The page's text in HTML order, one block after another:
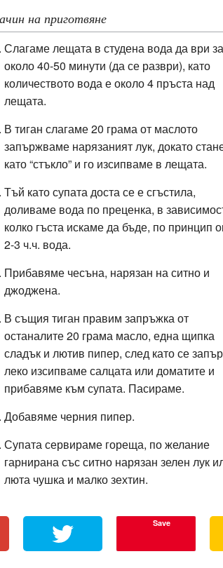
на приготвяне
Слагаме лещата в студена вода да ври за
около 40-50 минути (да се разври), като
количеството вода е около 4 пръста над
лещата.
В тиган слагаме 20 грама от маслото
запържваме нарязаният лук, докато
като “стъкло” и го изсипваме в лещата.
Тъй като супата доста се е сгъстила,
доливаме вода по преценка, в
колко гъста искаме да бъде, по принцип
2-3 ч.ч. вода.
Прибавяме чесъна, нарязан на ситно и
джоджена.
В същия тиган правим запръжка от
останалите 20 грама масло, една щипка
сладък и лютив пипер, след като се
леко изсипваме салцата или доматите и
прибавяме към супата. Пасираме.
Добавяме черния пипер.
Супата сервираме гореща, по желание
гарнирана със ситно нарязан зелен лук
люта чушка и малко зехтин.
Save